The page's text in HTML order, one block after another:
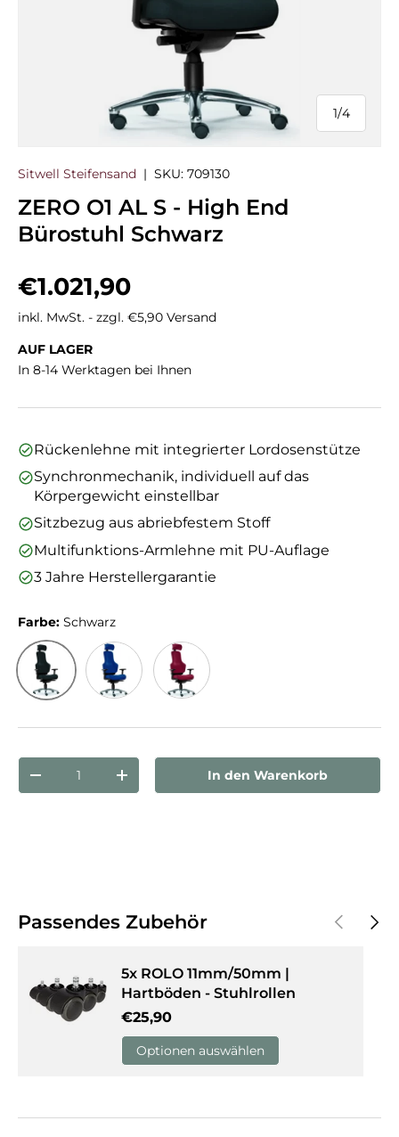
1/
von
4
Sitwell Steifensand | SKU: 709130
ZERO O1 AL S - High End
Bürostuhl Schwarz
Normaler Preis
€1.021,90
inkl. MwSt. - zzgl. €5,90 Versand
AUF LAGER
In 8-14 Werktagen bei Ihnen
Rückenlehne mit integrierter Lordosenstütze
Synchronmechanik, individuell auf das
Körpergewicht einstellbar
Sitzbezug aus abriebfestem Stoff
Multifunktions-Armlehne mit PU-Auflage
3 Jahre Herstellergarantie
Farbe: Schwarz
Schwarz
Anzahl
Menge verringernMenge erhöhenIn den Warenkorb
Passendes Zubehör Vorherige
5x ROLO 11mm/50mm |
Hartböden - Stuhlrollen
Normaler Preis
€25,90
Optionen auswählen